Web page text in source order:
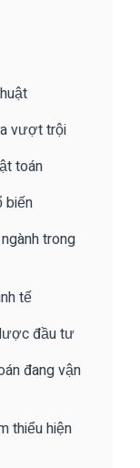
vượt trội
toán
biến
trong
tế
đầu tư
đang vận
thiểu hiện